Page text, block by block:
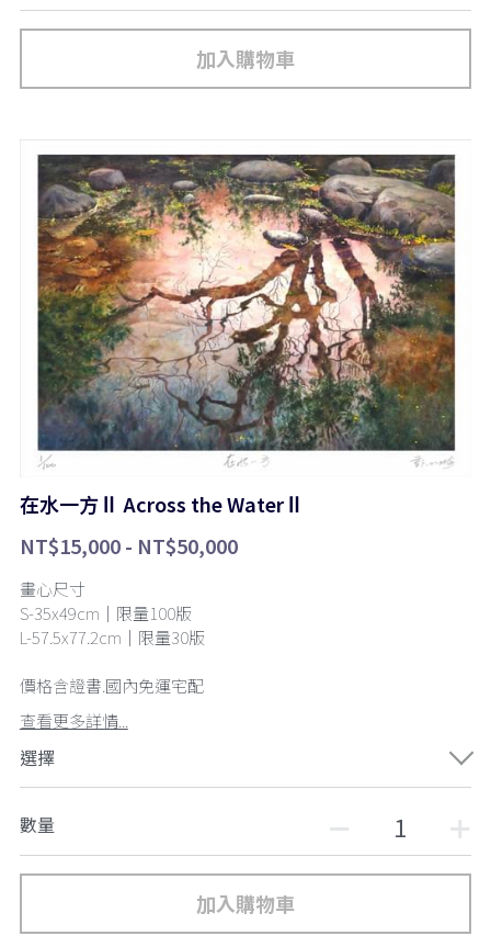
加入購物車
在水一方Ⅱ Across the WaterⅡ
NT$15,000 - NT$50,000
畫心尺寸
S-35x49cm｜限量100版
L-57.5x77.2cm｜限量30版
價格含證書.國內免運宅配
查看更多詳情...
選擇
數量
加入購物車